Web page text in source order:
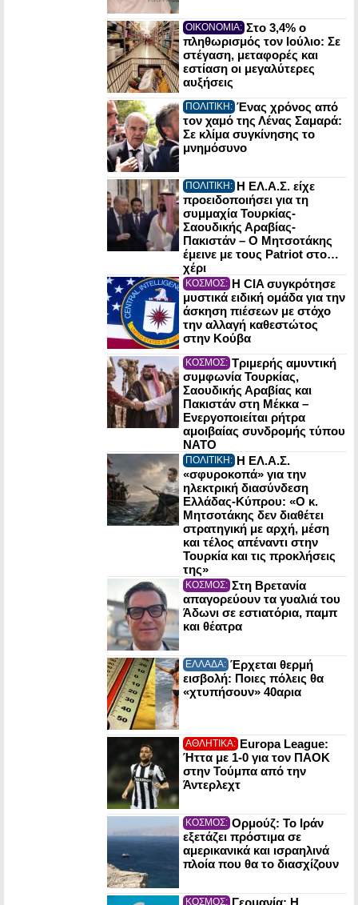
ΟΙΚΟΝΟΜΙΑ: Στο 3,4% ο
πληθωρισμός τον Ιούλιο: Σε
στέγαση, μεταφορές και
εστίαση οι μεγαλύτερες
αυξήσεις
ΠΟΛΙΤΙΚΗ: Ένας χρόνος από
τον χαμό της Λένας Σαμαρά:
Σε κλίμα συγκίνησης το
μνημόσυνο
ΠΟΛΙΤΙΚΗ: Η ΕΛ.Α.Σ. είχε
προειδοποιήσει για τη
συμμαχία Τουρκίας-
Σαουδικής Αραβίας-
Πακιστάν – Ο Μητσοτάκης
έμεινε με τους Patriot στο…
χέρι
ΚΟΣΜΟΣ: Η CIA συγκρότησε
μυστικά ειδική ομάδα για την
άσκηση πιέσεων με στόχο
την αλλαγή καθεστώτος
στην Κούβα
ΚΟΣΜΟΣ: Τριμερής αμυντική
συμφωνία Τουρκίας,
Σαουδικής Αραβίας και
Πακιστάν στη Μέκκα –
Ενεργοποιείται ρήτρα
αμοιβαίας συνδρομής τύπου
NATO
ΠΟΛΙΤΙΚΗ: Η ΕΛ.Α.Σ.
«σφυροκοπά» για την
ηλεκτρική διασύνδεση
Ελλάδας-Κύπρου: «Ο κ.
Μητσοτάκης δεν διαθέτει
στρατηγική με αρχή, μέση
και τέλος απέναντι στην
Τουρκία και τις προκλήσεις
της»
ΚΟΣΜΟΣ: Στη Βρετανία
απαγορεύουν τα γυαλιά του
Άδωνι σε εστιατόρια, παμπ
και θέατρα
ΕΛΛΑΔΑ: Έρχεται θερμή
εισβολή: Ποιες πόλεις θα
«χτυπήσουν» 40αρια
ΑΘΛΗΤΙΚΑ: Europa League:
Ήττα με 1-0 για τον ΠΑΟΚ
στην Τούμπα από την
Άντερλεχτ
ΚΟΣΜΟΣ: Ορμούζ: Το Ιράν
εξετάζει πρόστιμα σε
αμερικανικά και ισραηλινά
πλοία που θα το διασχίζουν
ΚΟΣΜΟΣ: Γερμανία: Η